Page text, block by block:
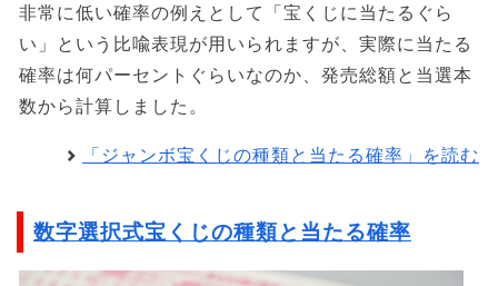
非常に低い確率の例えとして「宝くじに当たるぐら
い」という比喩表現が用いられますが、実際に当たる
確率は何パーセントぐらいなのか、発売総額と当選本
数から計算しました。
「ジャンボ宝くじの種類と当たる確率」を読む
数字選択式宝くじの種類と当たる確率